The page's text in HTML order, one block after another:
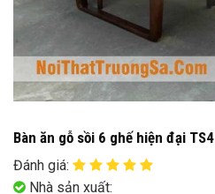
Bàn ăn gỗ sồi 6 ghế hiện đại TS4
Đánh giá:
Nhà sản xuất: